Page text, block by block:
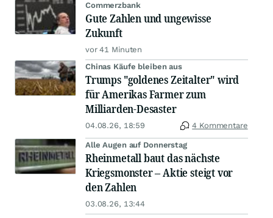
Commerzbank
Gute Zahlen und ungewisse
Zukunft
vor 41 Minuten
Chinas Käufe bleiben aus
Trumps "goldenes Zeitalter" wird
für Amerikas Farmer zum
Milliarden-Desaster
04.08.26, 18:59 4 Kommentare
Alle Augen auf Donnerstag
Rheinmetall baut das nächste
Kriegsmonster – Aktie steigt vor
den Zahlen
03.08.26, 13:44